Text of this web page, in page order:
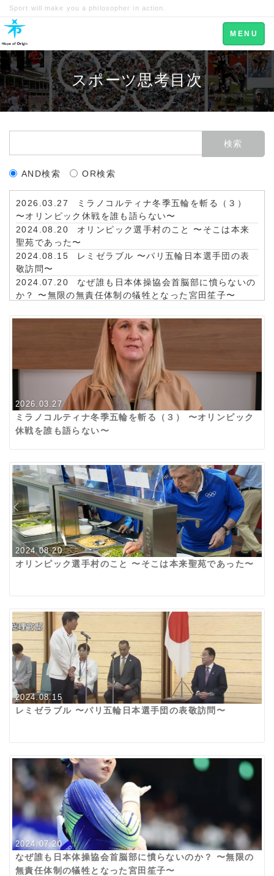
Sport will make you a philosopher in action.
Toggle
navigation
MENU
スポーツ思考目次
AND検索 OR検索
2026.03.27
ミラノコルティナ冬季五輪を斬る（３）
〜オリンピック休戦を誰も語らない〜
2024.08.20
オリンピック選手村のこと 〜そこは本来
聖苑であった〜
2024.08.15
レミゼラブル 〜パリ五輪日本選手団の表
敬訪問〜
2024.07.20
なぜ誰も日本体操協会首脳部に憤らないの
か？ 〜無限の無責任体制の犠牲となった宮田笙子〜
ピックデー前夜のつぶやき〜
ある哲学者の逝去 〜リーゼンフーバー先
オリンピックとウィルス 〜理念が現実に
勝てるか？〜
アルキメデスの東京五輪 ～お台場海浜公
園の水質問題～
2018.12.03
スポーツ団体ガバナンスコードはスポーツ
への政治介入 ～スポーツ議連の正論の過ちを斬る～
2018.04.04
南北融和はなぜ始まったのか？ ～ＩＯＣ
会長が仕掛けた平和への布石～
2015.09.23
東京五輪は組織委員会の再建が必要だ～ス
ポーツが政治を超える思想～
2015.08.12
日本オリンピック委員会の使命～新国立競
技場と大会エンブレム～
2013.12.19
vol.302 組織委員会設立は自律の思想
2013.11.13
vol.299 東京五輪組織委員会の行く末 ～
2026.03.27
ミラノコルティナ冬季五輪を斬る（３） 〜オリンピック
休戦を誰も語らない〜
2024.08.20
オリンピック選手村のこと 〜そこは本来聖苑であった〜
2024.08.15
レミゼラブル 〜パリ五輪日本選手団の表敬訪問〜
2024.07.20
なぜ誰も日本体操協会首脳部に憤らないのか？ 〜無限の
無責任体制の犠牲となった宮田笙子〜